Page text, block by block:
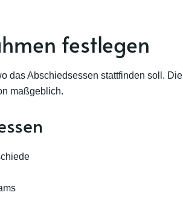
festlegen
das Abschiedsessen stattfinden soll. Die
maßgeblich.